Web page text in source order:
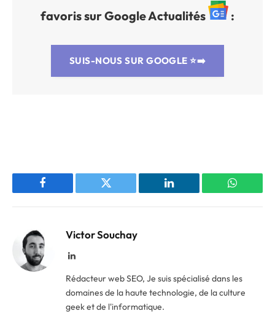
favoris sur Google Actualités
:
SUIS-NOUS SUR GOOGLE ⭐➡️
Facebook Twitter LinkedIn
Victor Souchay
LinkedIn
Rédacteur web SEO, Je suis spécialisé dans les
domaines de la haute technologie, de la culture
geek et de l'informatique.